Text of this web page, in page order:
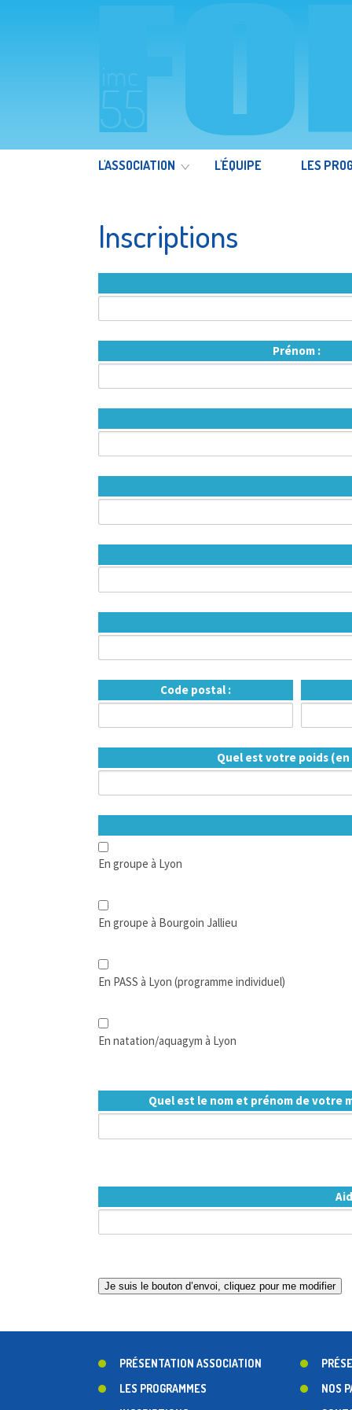
L'ASSOCIATION L'ÉQUIPE LES
Inscriptions
Prénom :
Code postal :
Quel est votre poids (en
En groupe à Lyon
En groupe à Bourgoin Jallieu
En PASS à Lyon (programme individuel)
En natation/aquagym à Lyon
Quel est le nom et prénom de votre
PRÉSENTATION ASSOCIATION
LES PROGRAMMES
NOS